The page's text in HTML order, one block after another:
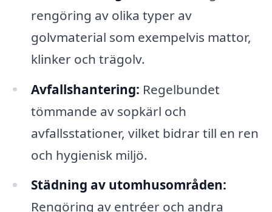
rengöring av olika typer av
golvmaterial som exempelvis mattor,
klinker och trägolv.
Avfallshantering: Regelbundet
tömmande av sopkärl och
avfallsstationer, vilket bidrar till en ren
och hygienisk miljö.
Städning av utomhusområden:
Rengöring av entréer och andra